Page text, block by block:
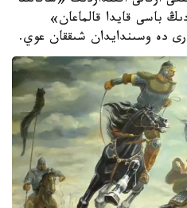
باسى قايدا قالماعان»
دە وسىندايدان شىققان عوي.